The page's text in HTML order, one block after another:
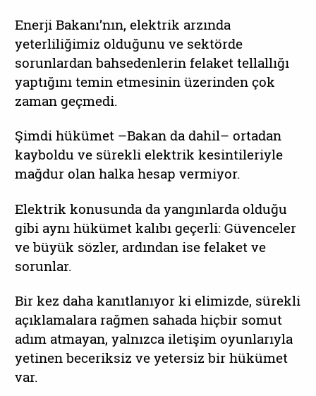
Enerji Bakanı’nın, elektrik arzında
yeterliliğimiz olduğunu ve sektörde
sorunlardan bahsedenlerin felaket tellallığı
yaptığını temin etmesinin üzerinden çok
zaman geçmedi.
Şimdi hükümet –Bakan da dahil– ortadan
kayboldu ve sürekli elektrik kesintileriyle
mağdur olan halka hesap vermiyor.
Elektrik konusunda da yangınlarda olduğu
gibi aynı hükümet kalıbı geçerli: Güvenceler
ve büyük sözler, ardından ise felaket ve
sorunlar.
Bir kez daha kanıtlanıyor ki elimizde, sürekli
açıklamalara rağmen sahada hiçbir somut
adım atmayan, yalnızca iletişim oyunlarıyla
yetinen beceriksiz ve yetersiz bir hükümet
var.